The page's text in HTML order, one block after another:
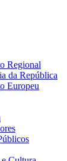
Regional
da República
Europeu